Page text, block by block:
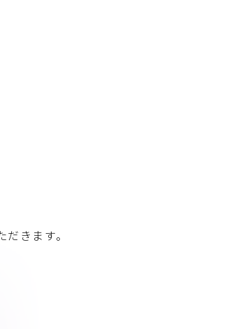
きます。